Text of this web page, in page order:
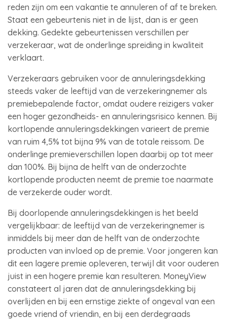
reden zijn om een vakantie te annuleren of af te breken.
Staat een gebeurtenis niet in de lijst, dan is er geen
dekking. Gedekte gebeurtenissen verschillen per
verzekeraar, wat de onderlinge spreiding in kwaliteit
verklaart.
Verzekeraars gebruiken voor de annuleringsdekking
steeds vaker de leeftijd van de verzekeringnemer als
premiebepalende factor, omdat oudere reizigers vaker
een hoger gezondheids- en annuleringsrisico kennen. Bij
kortlopende annuleringsdekkingen varieert de premie
van ruim 4,5% tot bijna 9% van de totale reissom. De
onderlinge premieverschillen lopen daarbij op tot meer
dan 100%. Bij bijna de helft van de onderzochte
kortlopende producten neemt de premie toe naarmate
de verzekerde ouder wordt.
Bij doorlopende annuleringsdekkingen is het beeld
vergelijkbaar: de leeftijd van de verzekeringnemer is
inmiddels bij meer dan de helft van de onderzochte
producten van invloed op de premie. Voor jongeren kan
dit een lagere premie opleveren, terwijl dit voor ouderen
juist in een hogere premie kan resulteren. MoneyView
constateert al jaren dat de annuleringsdekking bij
overlijden en bij een ernstige ziekte of ongeval van een
goede vriend of vriendin, en bij een derdegraads